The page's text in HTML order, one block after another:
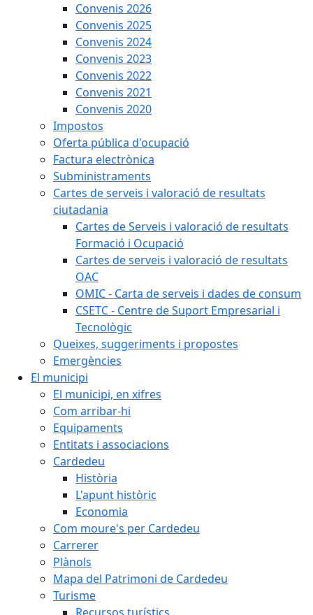
Convenis 2026
Convenis 2025
Convenis 2024
Convenis 2023
Convenis 2022
Convenis 2021
Convenis 2020
Impostos
Oferta pública d'ocupació
Factura electrònica
Subministraments
Cartes de serveis i valoració de resultats
ciutadania
Cartes de Serveis i valoració de resultats
Formació i Ocupació
Cartes de serveis i valoració de resultats
OAC
OMIC - Carta de serveis i dades de consum
CSETC - Centre de Suport Empresarial i
Tecnològic
Queixes, suggeriments i propostes
Emergències
El municipi
El municipi, en xifres
Com arribar-hi
Equipaments
Entitats i associacions
Cardedeu
Història
L'apunt històric
Economia
Com moure's per Cardedeu
Carrerer
Plànols
Mapa del Patrimoni de Cardedeu
Turisme